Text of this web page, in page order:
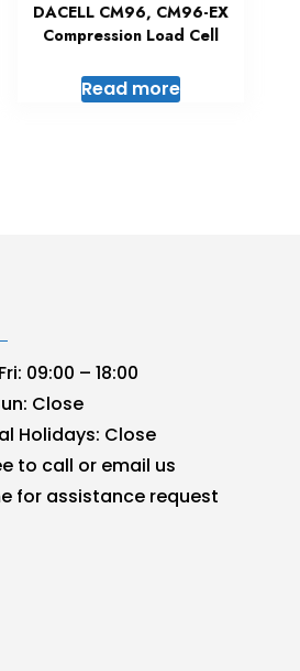
DACELL CM96, CM96-EX
Compression Load Cell
Read more
09:00 – 18:00
Close
Holidays: Close
to call or email us
for assistance request